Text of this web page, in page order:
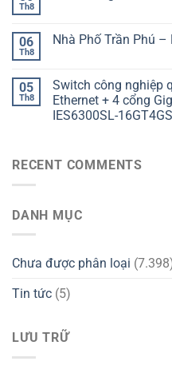
Th8
06
Th8
Nhà Phố Trần Phú –
05
Th8
Switch công nghiệp
Ethernet + 4 cổng
IES6300SL-
RECENT COMMENTS
DANH MỤC
Chưa được phân loại
Tin tức (5)
LƯU TRỮ